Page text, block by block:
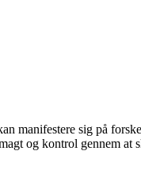
manifestere sig på
og kontrol gennem at